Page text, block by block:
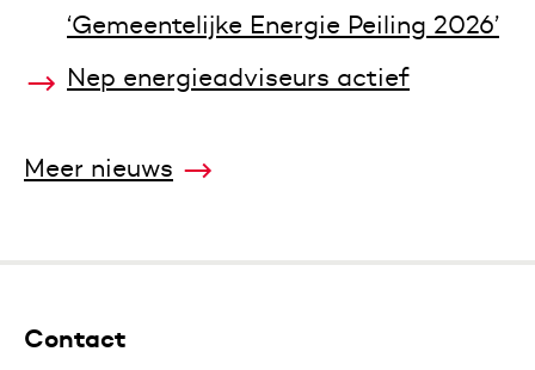
‘Gemeentelijke Energie Peiling 2026’
Nep energieadviseurs actief
Meer nieuws
Contact